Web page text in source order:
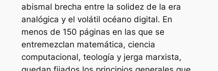
abismal brecha entre la solidez de la era
analógica y el volátil océano digital. En
menos de 150 páginas en las que se
entremezclan matemática, ciencia
computacional, teología y jerga marxista,